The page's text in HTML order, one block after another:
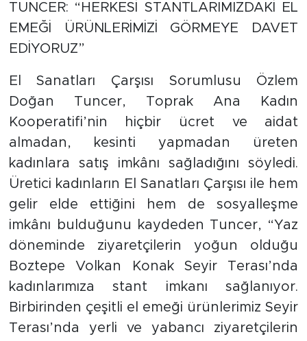
TUNCER: “HERKESİ STANTLARIMIZDAKİ EL
EMEĞİ ÜRÜNLERİMİZİ GÖRMEYE DAVET
EDİYORUZ”
El Sanatları Çarşısı Sorumlusu Özlem
Doğan Tuncer, Toprak Ana Kadın
Kooperatifi’nin hiçbir ücret ve aidat
almadan, kesinti yapmadan üreten
kadınlara satış imkânı sağladığını söyledi.
Üretici kadınların El Sanatları Çarşısı ile hem
gelir elde ettiğini hem de sosyalleşme
imkânı bulduğunu kaydeden Tuncer, “Yaz
döneminde ziyaretçilerin yoğun olduğu
Boztepe Volkan Konak Seyir Terası’nda
kadınlarımıza stant imkanı sağlanıyor.
Birbirinden çeşitli el emeği ürünlerimiz Seyir
Terası’nda yerli ve yabancı ziyaretçilerin